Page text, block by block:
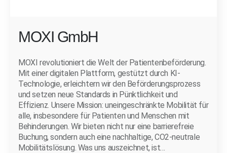
MOXI GmbH
MOXI revolutioniert die Welt der Patientenbeförderung.
Mit einer digitalen Plattform, gestützt durch KI-
Technologie, erleichtern wir den Beförderungsprozess
und setzen neue Standards in Pünktlichkeit und
Effizienz. Unsere Mission: uneingeschränkte Mobilität für
alle, insbesondere für Patienten und Menschen mit
Behinderungen. Wir bieten nicht nur eine barrierefreie
Buchung, sondern auch eine nachhaltige, CO2-neutrale
Mobilitätslösung. Was uns auszeichnet, ist…